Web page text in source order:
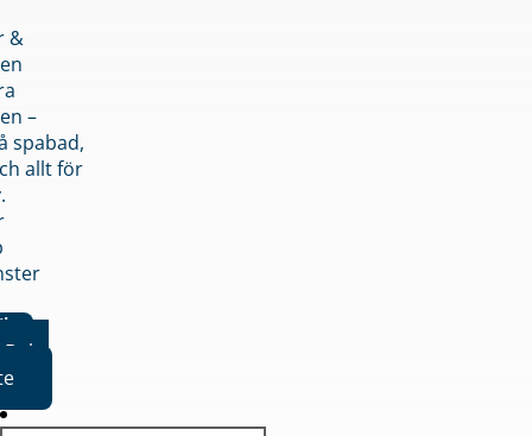
&
–
spabad,
allt för
Boka